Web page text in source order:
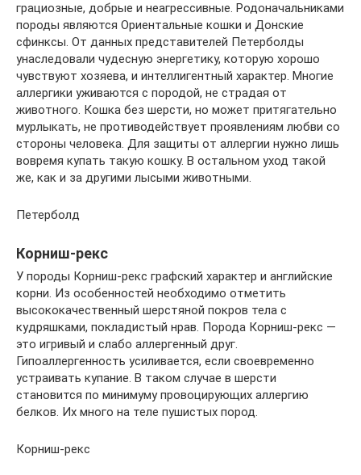
грациозные, добрые и неагрессивные. Родоначальниками
породы являются Ориентальные кошки и Донские
сфинксы. От данных представителей Петерболды
унаследовали чудесную энергетику, которую хорошо
чувствуют хозяева, и интеллигентный характер. Многие
аллергики уживаются с породой, не страдая от
животного. Кошка без шерсти, но может притягательно
мурлыкать, не противодействует проявлениям любви со
стороны человека. Для защиты от аллергии нужно лишь
вовремя купать такую кошку. В остальном уход такой
же, как и за другими лысыми животными.
Петерболд
Корниш-рекс
У породы Корниш-рекс графский характер и английские
корни. Из особенностей необходимо отметить
высококачественный шерстяной покров тела с
кудряшками, покладистый нрав. Порода Корниш-рекс —
это игривый и слабо аллергенный друг.
Гипоаллергенность усиливается, если своевременно
устраивать купание. В таком случае в шерсти
становится по минимуму провоцирующих аллергию
белков. Их много на теле пушистых пород.
Корниш-рекс